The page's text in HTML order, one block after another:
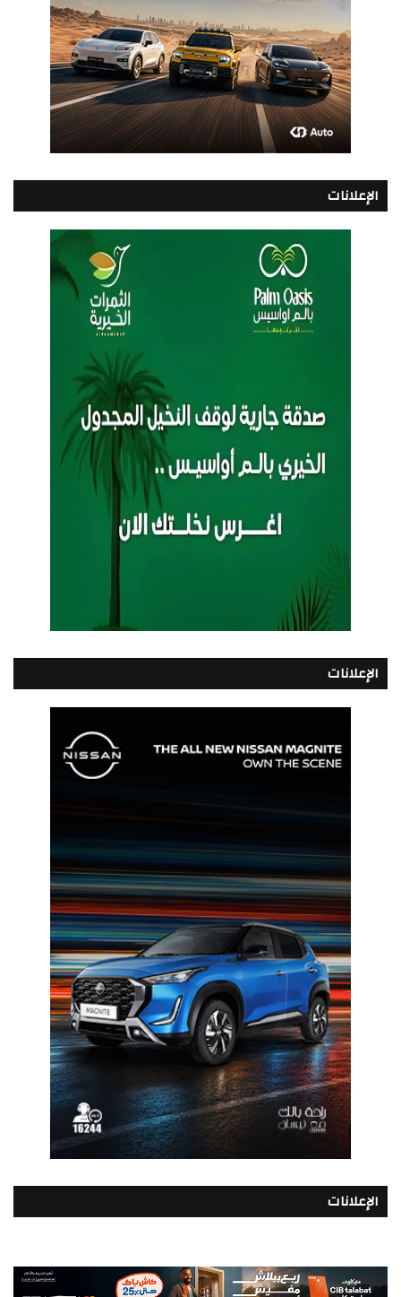
الإعلانات
الإعلانات
الإعلانات